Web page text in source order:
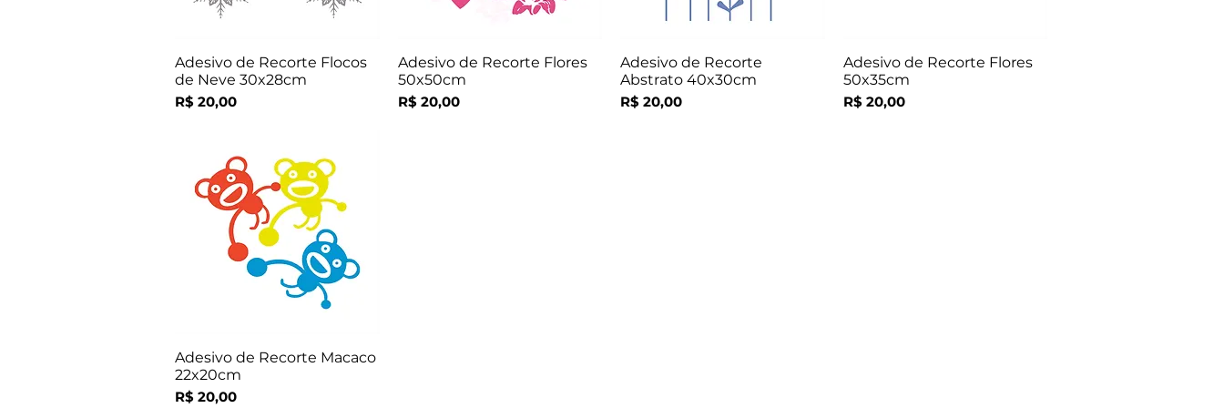
Visualização rápida
Adesivo de Recorte Flocos
de Neve 30x28cm
Preço
R$ 20,00
Visualização rápida
Adesivo de Recorte Flores
50x50cm
Preço
R$ 20,00
Visualização rápida
Adesivo de Recorte
Abstrato 40x30cm
Preço
R$ 20,00
Visualização rápida
Adesivo de Recorte Flores
50x35cm
Preço
R$ 20,00
Visualização rápida
Adesivo de Recorte Macaco
22x20cm
Preço
R$ 20,00